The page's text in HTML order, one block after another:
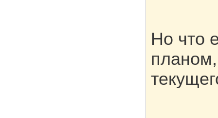
Но что